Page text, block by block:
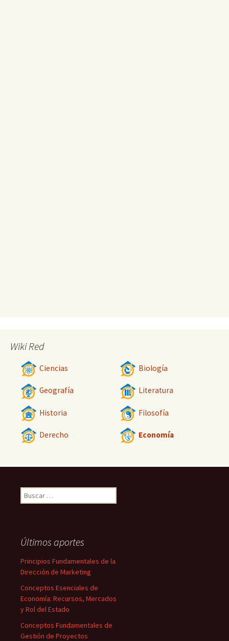
Wiki Red
Ciencias Biología
Geografía Literatura
Historia Filosofía
Derecho Economía
Buscar:
Últimos aportes
Principios Fundamentales de la
Dirección de Marketing
Conceptos Esenciales de
Economía: Recursos, Mercados
y Rol del Estado
Conceptos Fundamentales de
Gestión de Proyectos